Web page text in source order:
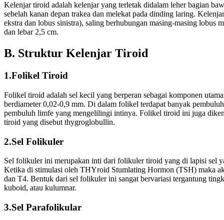
Kelenjar tiroid adalah kelenjar yang terletak didalam leher bagian
sebelah kanan depan trakea dan melekat pada dinding laring.
ekstra dan lobus sinistra), saling berhubungan masing-masing lobus
dan lebar 2,5 cm.
B. Struktur Kelenjar Tiroid
1.Folikel Tiroid
Folikel tiroid adalah sel kecil yang berperan sebagai komponen
berdiameter 0,02-0,9 mm. Di dalam folikel terdapat banyak
pembuluh limfe yang mengelilingi intinya. Folikel tiroid ini juga
tiroid yang disebut thygroglobullin.
2.Sel Folikuler
Sel folikuler ini merupakan inti dari folikuler tiroid yang di lapisi sel
Ketika di stimulasi oleh THYroid Stumlating Hormon (TSH) maka
dan T4. Bentuk dari sel folikuler ini sangat bervariasi tergantung
kuboid, atau kulumnar.
3.Sel Parafolikular